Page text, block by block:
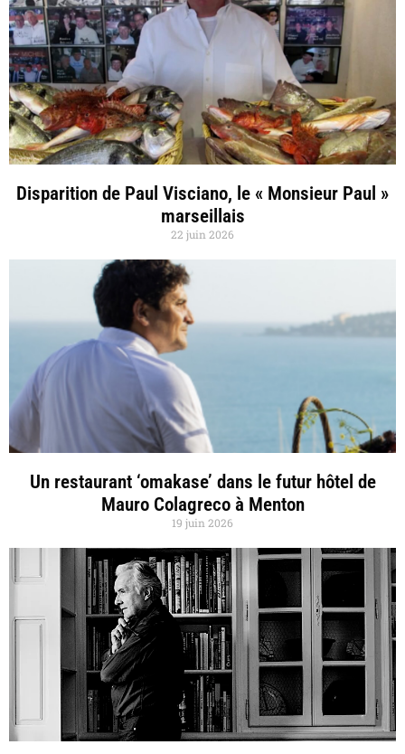
Disparition de Paul Visciano, le « Monsieur Paul »
marseillais
22 juin 2026
Un restaurant ‘omakase’ dans le futur hôtel de
Mauro Colagreco à Menton
19 juin 2026